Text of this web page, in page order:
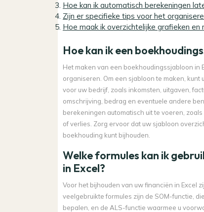
Hoe kan ik automatisch berekeningen
Zijn er specifieke tips voor het
Hoe maak ik overzichtelijke grafieken
Hoe kan ik een
Het maken van een boekhoudingssjabloon in
organiseren. Om een sjabloon te maken,
voor uw bedrijf, zoals inkomsten, uitgaven,
omschrijving, bedrag en eventuele andere
berekeningen automatisch uit te voeren,
of verlies. Zorg ervoor dat uw sjabloon
boekhouding kunt bijhouden.
Welke formules kan ik
in Excel?
Voor het bijhouden van uw financiën in Excel
veelgebruikte formules zijn de SOM-functie,
bepalen, en de ALS-functie waarmee u